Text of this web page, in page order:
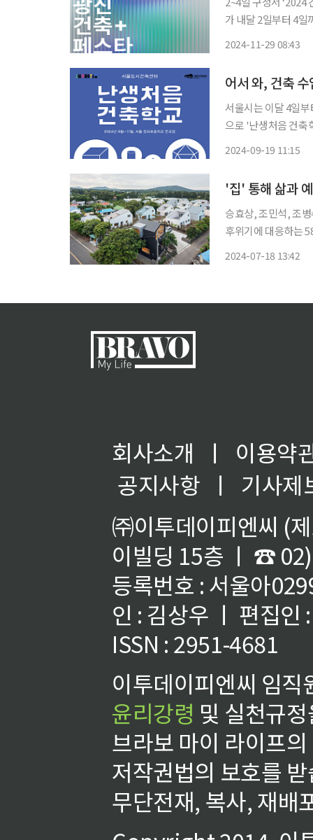
가 내달 2일부터 4일
2024-11-29 08:43
어서 와, 건축
서울시는 이달 4일
으로 '난생처음 건축학교'를 시
2024-09-19 11:15
'집' 통해 삶과
승효상, 조민석, 조
후위기에 대응하는
2024-07-18 13:42
회사소개 ㅣ
이용약
공지사항
ㅣ
기사제
㈜이투데이피엔씨 (
이빌딩 15층 ㅣ ☎
등록번호 : 서울아
인 : 김상우 ㅣ 편집인
ISSN : 2951-4681
이투데이피엔씨 임
윤리강령 및 실천규
브라보 마이 라이프
저작권법의 보호를
무단전재, 복사, 재배